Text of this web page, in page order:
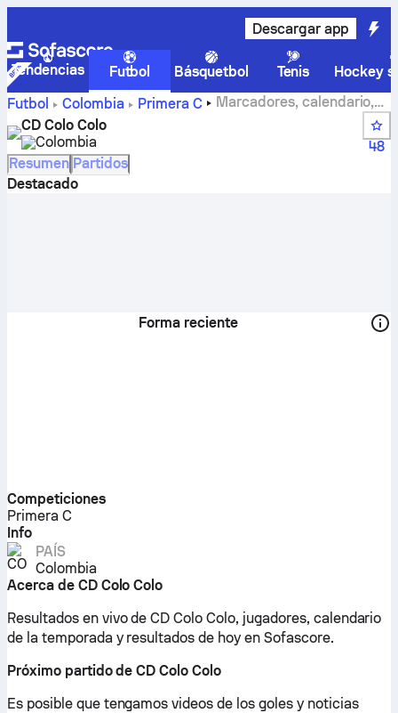
Descargar app
Tendencias Futbol Básquetbol Tenis
Hockey
Futbol
Colombia Primera C
Marcadores, calendario,
clasificación y estadísticas de los jugadores de CD Colo
Colo.
CD Colo Colo
Colombia
48
Resumen Partidos
Destacado
Forma reciente
Competiciones
Primera C
Info
PAÍS
Colombia
Acerca de CD Colo Colo
Resultados en vivo de CD Colo Colo, jugadores, calendario
de la temporada y resultados de hoy en Sofascore.
Próximo partido de CD Colo Colo
Es posible que tengamos videos de los goles y noticias